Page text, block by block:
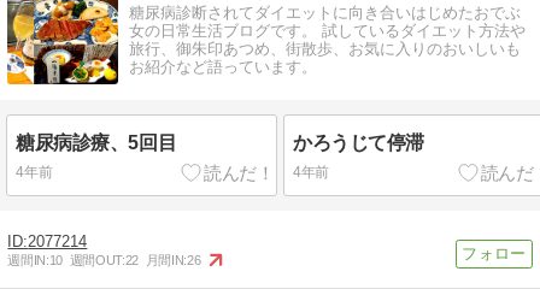
糖尿病診断されてダイエットに向き合いはじめたおでぶ
女の日常生活ブログです。 試しているダイエット方法や
旅行、御朱印あつめ、街散歩、お気に入りのおいしいも
お紹介など語っています。
糖尿病診療、5回目
4年前
かろうじて停滞
4年前
2077214
週間IN:10 週間OUT:22 月間IN:26